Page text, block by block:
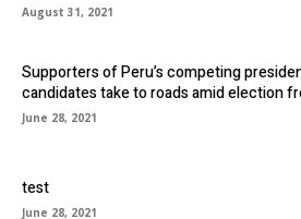
August 31, 2021
Supporters of Peru’s competing
candidates take to roads amid election
June 28, 2021
test
June 28, 2021